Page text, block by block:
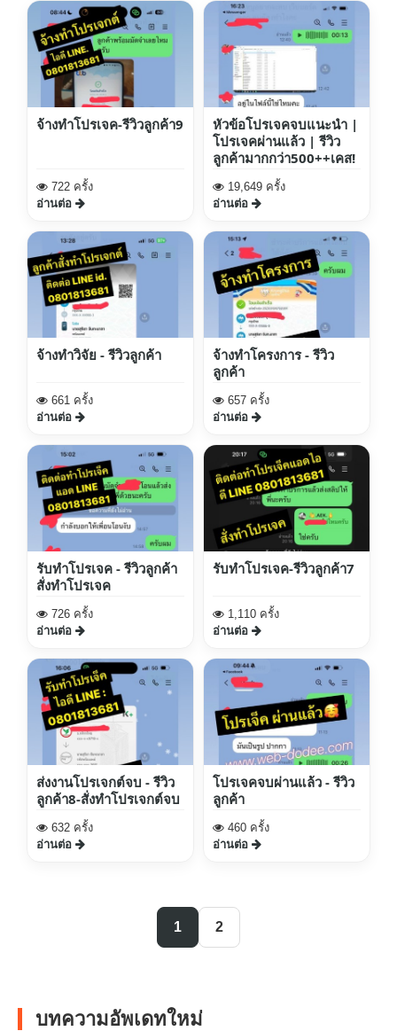
จ้างทำโปรเจค-รีวิวลูกค้า9
722 ครั้ง
อ่านต่อ
หัวข้อโปรเจคจบแนะนำ |
โปรเจคผ่านแล้ว | รีวิว
ลูกค้ามากกว่า500++เคส!
19,649 ครั้ง
อ่านต่อ
จ้างทำวิจัย - รีวิวลูกค้า
661 ครั้ง
อ่านต่อ
จ้างทำโครงการ - รีวิว
ลูกค้า
657 ครั้ง
อ่านต่อ
รับทำโปรเจค - รีวิวลูกค้า
สั่งทำโปรเจค
726 ครั้ง
อ่านต่อ
รับทำโปรเจค-รีวิวลูกค้า7
1,110 ครั้ง
อ่านต่อ
ส่งงานโปรเจกต์จบ - รีวิว
ลูกค้า8-สั่งทำโปรเจกต์จบ
632 ครั้ง
อ่านต่อ
โปรเจคจบผ่านแล้ว - รีวิว
ลูกค้า
460 ครั้ง
อ่านต่อ
1 2
บทความอัพเดทใหม่